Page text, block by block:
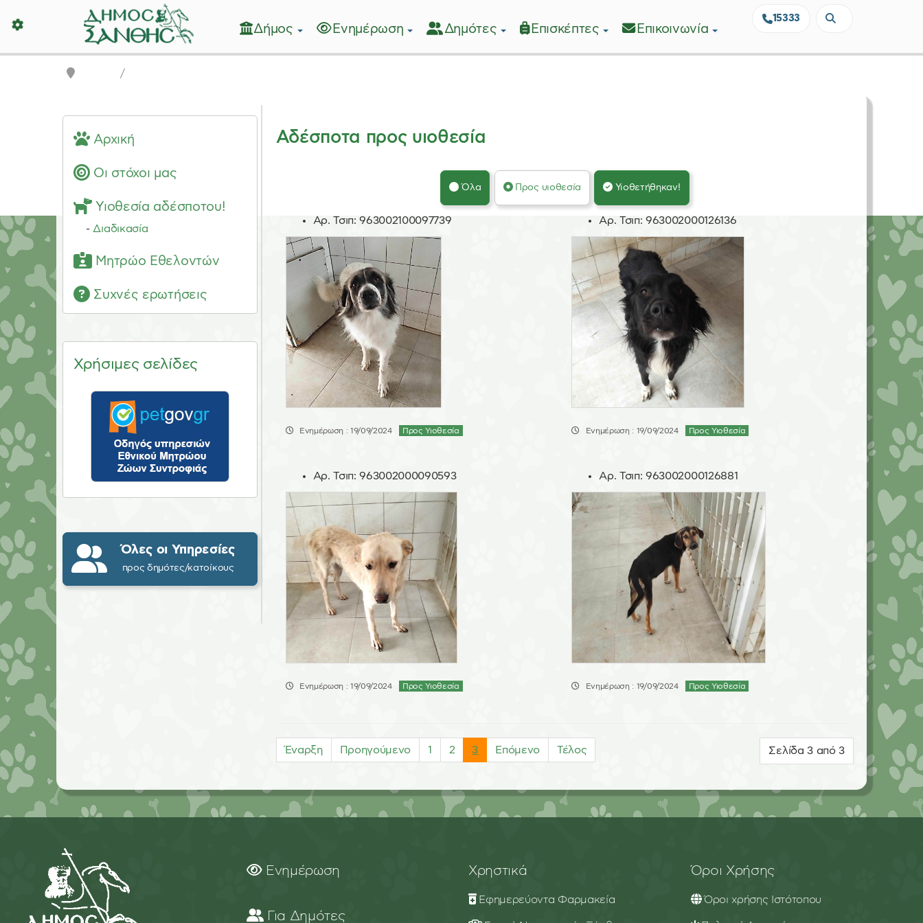
Δήμος Ξάνθης - Επίσημη Ιστοσελίδα
15333
Δήμος Ενημέρωση Δημότες Επισκέπτες Επικοινωνία
Αδέσποτα προς υιοθεσία
Όλα Προς υιοθεσία Υιοθετήθηκαν!
Αρ. Τσιπ:963002100097739
Προς Υιοθεσία
Ενημέρωση : 19/09/2024
Αρ. Τσιπ:963002000126136
Προς Υιοθεσία
Ενημέρωση : 19/09/2024
Αρ. Τσιπ:963002000090593
Προς Υιοθεσία
Ενημέρωση : 19/09/2024
Αρ. Τσιπ:963002000126881
Προς Υιοθεσία
Ενημέρωση : 19/09/2024
Σελίδα 3 από 3
Έναρξη Προηγούμενο 1 2 3 Επόμενο Τέλος
Αρχική
Οι στόχοι μας
Υιοθεσία αδέσποτου!
- Διαδικασία
Μητρώο Εθελοντών
Συχνές ερωτήσεις
Χρήσιμες σελίδες
Όλες οι Υπηρεσίες
προς δημότες/κατοίκους
Ενημέρωση
Για Δημότες
Χρηστικά
Εφημερεύοντα Φαρμακεία
Όροι Χρήσης
Όροι χρήσης Ιστότοπου